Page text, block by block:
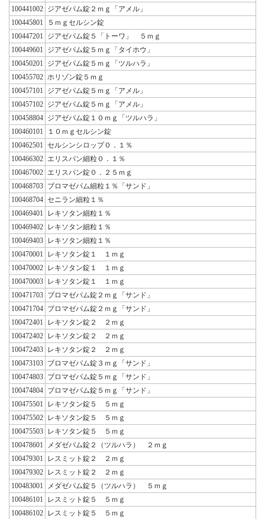
100441002 ジアゼパム錠２ｍｇ「アメル」
100445801
５ｍｇセルシン錠
100447201
ジアゼパム錠５「トーワ」 ５ｍｇ
100449601
ジアゼパム錠５ｍｇ「タイホウ」
100450201
ジアゼパム錠５ｍｇ「ツルハラ」
100455702 ホリゾン錠５ｍｇ
100457101
ジアゼパム錠５ｍｇ「アメル」
100457102 ジアゼパム錠５ｍｇ「アメル」
100458804 ジアゼパム錠１０ｍｇ「ツルハラ」
100460101
１０ｍｇセルシン錠
100462501
セルシンシロップ０．１％
100466302 エリスパン細粒０．１％
100467002 エリスパン錠０．２５ｍｇ
100468703 ブロマゼパム細粒１％「サンド」
100468704 セニラン細粒１％
100469401
レキソタン細粒１％
100469402 レキソタン細粒１％
100469403 レキソタン細粒１％
100470001
レキソタン錠１ １ｍｇ
100470002 レキソタン錠１ １ｍｇ
100470003 レキソタン錠１ １ｍｇ
100471703 ブロマゼパム錠２ｍｇ「サンド」
100471704 ブロマゼパム錠２ｍｇ「サンド」
100472401
レキソタン錠２ ２ｍｇ
100472402 レキソタン錠２ ２ｍｇ
100472403 レキソタン錠２ ２ｍｇ
100473103 ブロマゼパム錠３ｍｇ「サンド」
100474803 ブロマゼパム錠５ｍｇ「サンド」
100474804 ブロマゼパム錠５ｍｇ「サンド」
100475501
レキソタン錠５ ５ｍｇ
100475502 レキソタン錠５ ５ｍｇ
100475503 レキソタン錠５ ５ｍｇ
100478601
メダゼパム錠２（ツルハラ） ２ｍｇ
100479301
レスミット錠２ ２ｍｇ
100479302 レスミット錠２ ２ｍｇ
100483001
メダゼパム錠５（ツルハラ） ５ｍｇ
100486101
レスミット錠５ ５ｍｇ
100486102 レスミット錠５ ５ｍｇ